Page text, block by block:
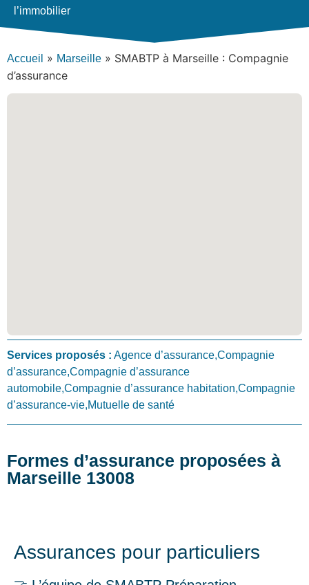
l’immobilier
Accueil » Marseille » SMABTP à Marseille : Compagnie
d’assurance
Services proposés : Agence d’assurance,Compagnie
d’assurance,Compagnie d’assurance
automobile,Compagnie d’assurance habitation,Compagnie
d’assurance-vie,Mutuelle de santé
Formes d’assurance proposées à
Marseille 13008
Assurances pour particuliers